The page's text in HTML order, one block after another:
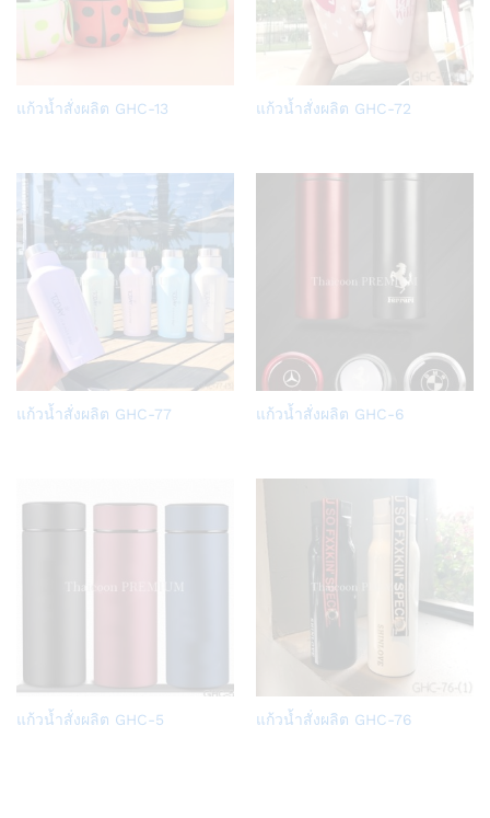
Add
list
แก้วน้ำสั่งผลิต GHC-13
Add
list
แก้วน้ำสั่งผลิต GHC-72
Add
แก้วน้ำสั่งผลิต GHC-77
Add
list
แก้วน้ำสั่งผลิต GHC-6
Add
แก้วน้ำสั่งผลิต GHC-5
Add
แก้วน้ำสั่งผลิต GHC-76